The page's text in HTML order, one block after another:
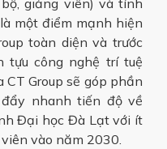
giảng viên) và tính
một điểm mạnh hiện
toàn diện và trước
công nghệ trí tuệ
CT Group sẽ góp phần
nhanh tiến độ về
Đại học Đà Lạt với ít
vào năm 2030.